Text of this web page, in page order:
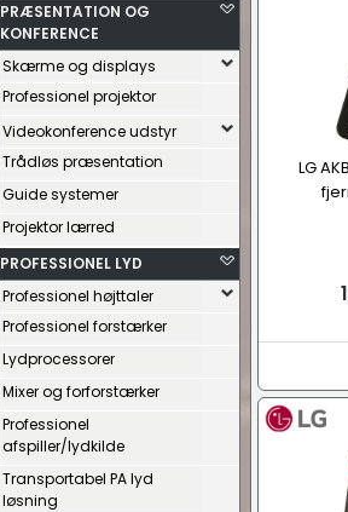
PRÆSENTATION OG
KONFERENCE
Skærme og displays
Professionel projektor
Videokonference udstyr
Trådløs præsentation
Guide systemer
Projektor lærred
PROFESSIONEL LYD
Professionel højttaler
Professionel forstærker
Lydprocessorer
Mixer og forforstærker
Professionel
afspiller/lydkilde
Transportabel PA lyd
løsning
LG